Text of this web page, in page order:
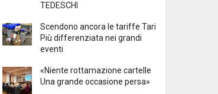
TEDESCHI
Scendono ancora le tariffe Tari
Più differenziata nei grandi
eventi
«Niente rottamazione cartelle
Una grande occasione persa»